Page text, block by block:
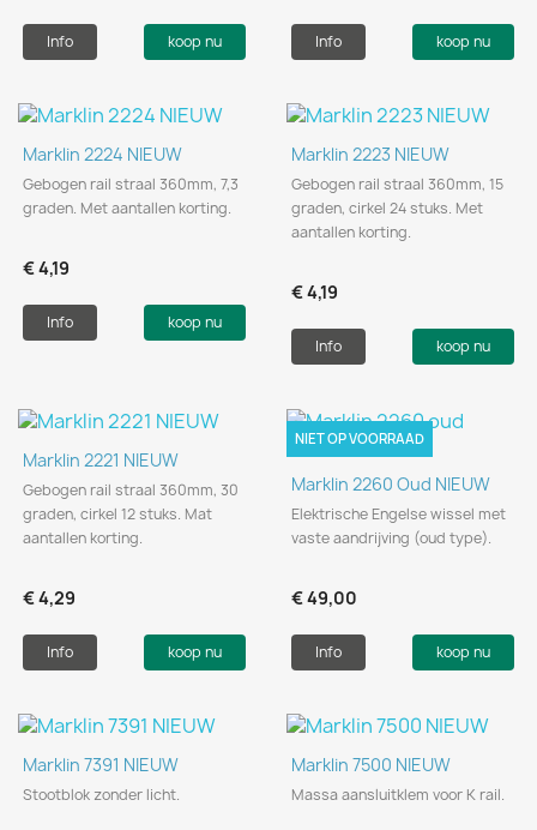
Info koop nu Info koop nu
Marklin 2224 NIEUW
Gebogen rail straal 360mm, 7,3
graden. Met aantallen korting.
€ 4,19
Info koop nu
Marklin 2223 NIEUW
Gebogen rail straal 360mm, 15
graden, cirkel 24 stuks. Met
aantallen korting.
€ 4,19
Info koop nu
Marklin 2221 NIEUW
Gebogen rail straal 360mm, 30
graden, cirkel 12 stuks. Mat
aantallen korting.
€ 4,29
Info koop nu
Marklin 2260 Oud NIEUW
Elektrische Engelse wissel met
vaste aandrijving (oud type).
€ 49,00
Info koop nu
NIET OP VOORRAAD
Marklin 7391 NIEUW
Stootblok zonder licht.
Marklin 7500 NIEUW
Massa aansluitklem voor K rail.